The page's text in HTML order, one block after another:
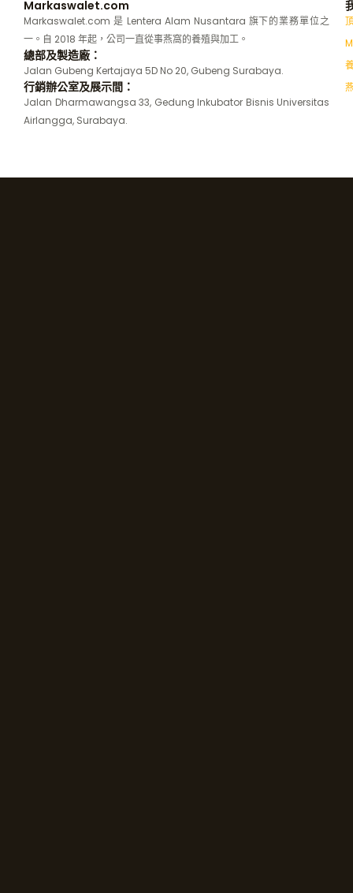
Markaswalet.com
Markaswalet.com 是 Lentera Alam Nusantara 旗下的業務單位之
一。自 2018 年起，公司一直從事燕窩的養殖與加工。
總部及製造廠：
Jalan Gubeng Kertajaya 5D No 20, Gubeng Surabaya.
行銷辦公室及展示間：
Jalan Dharmawangsa 33, Gedung Inkubator Bisnis Universitas
Airlangga, Surabaya.